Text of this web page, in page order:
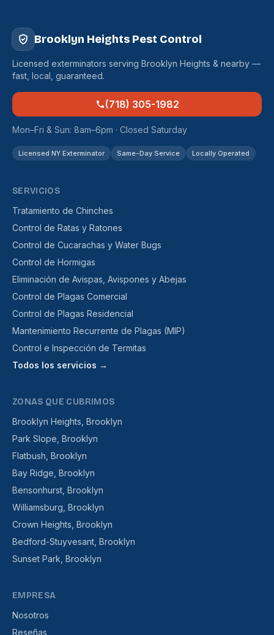
Brooklyn Heights Pest Control
Licensed exterminators serving Brooklyn Heights & nearby —
fast, local, guaranteed.
(718) 305-1982
Mon–Fri & Sun: 8am–6pm · Closed Saturday
Licensed NY Exterminator Same-Day Service Locally Operated
SERVICIOS
Tratamiento de Chinches
Control de Ratas y Ratones
Control de Cucarachas y Water Bugs
Control de Hormigas
Eliminación de Avispas, Avispones y Abejas
Control de Plagas Comercial
Control de Plagas Residencial
Mantenimiento Recurrente de Plagas (MIP)
Control e Inspección de Termitas
Todos los servicios →
ZONAS QUE CUBRIMOS
Brooklyn Heights, Brooklyn
Park Slope, Brooklyn
Flatbush, Brooklyn
Bay Ridge, Brooklyn
Bensonhurst, Brooklyn
Williamsburg, Brooklyn
Crown Heights, Brooklyn
Bedford-Stuyvesant, Brooklyn
Sunset Park, Brooklyn
EMPRESA
Nosotros
Reseñas